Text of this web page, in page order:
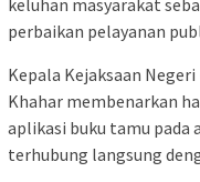
perbaikan pelayanan
Kepala Kejaksaan
Khahar membenarkan
aplikasi buku tamu pada
terhubung langsung